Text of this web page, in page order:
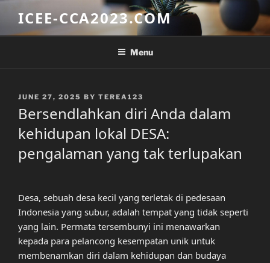
content
ICEE-CCA2023.COM
Menu
POSTED
JUNE 27, 2025 BY TEREA123
Bersendlahkan diri Anda dalam
kehidupan lokal DESA:
pengalaman yang tak terlupakan
Desa, sebuah desa kecil yang terletak di pedesaan
Indonesia yang subur, adalah tempat yang tidak seperti
yang lain. Permata tersembunyi ini menawarkan
kepada para pelancong kesempatan unik untuk
membenamkan diri dalam kehidupan dan budaya